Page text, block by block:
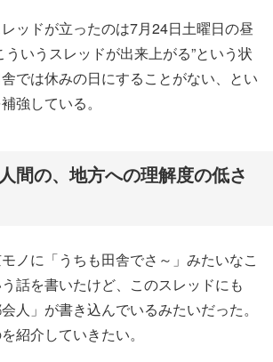
ッドが立ったのは7月24日土曜日の昼
ういうスレッドが出来上がる”という状
では休みの日にすることがない、とい
強している。
間の、地方への理解度の低さ
ノに「うちも田舎でさ～」みたいなこ
話を書いたけど、このスレッドにも
人」が書き込んでいるみたいだった。
紹介していきたい。